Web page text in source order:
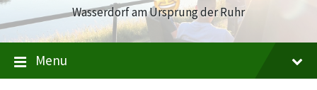
Wasserdorf am Ursprung der Ruhr
Menu